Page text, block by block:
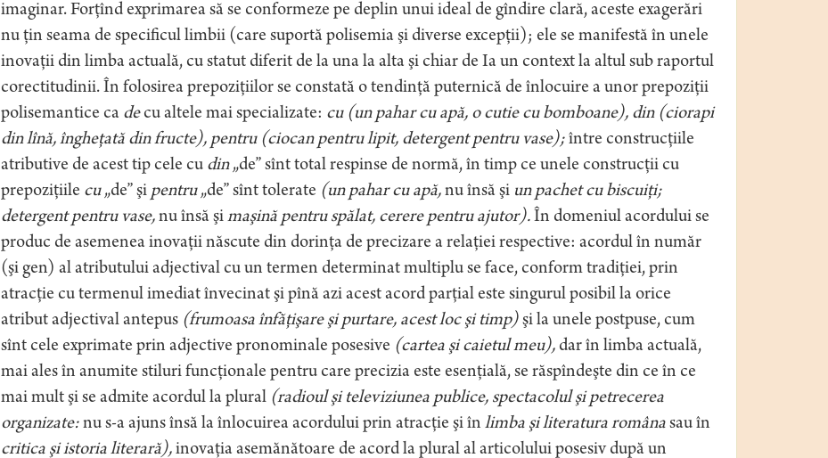
imaginar. Forţînd exprimarea să se conformeze pe deplin unui ideal de gîndire clară, aceste exagerări
nu ţin seama de specificul limbii (care suportă polisemia şi diverse excepţii); ele se manifestă în unele
inovaţii din limba actuală, cu statut diferit de la una la alta şi chiar de Ia un context la altul sub raportul
corectitudinii. În folosirea prepoziţiilor se constată o tendinţă puternică de înlocuire a unor prepoziţii
polisemantice ca decu altele mai specializate: cu (un pahar cu apă, o cutie cu bomboane), din (ciorapi
din lînă, îngheţată din fructe), pentru (ciocan pentru lipit, detergent pentru vase);între construcţiile
atributive de acest tip cele cu din„de” sînt total respinse de normă, în timp ce unele construcţii cu
prepoziţiile cu„de” şi pentru„de” sînt tolerate (un pahar cu apă,nu însă şi un pachet cu biscuiţi;
detergent pentru vase,nu însă şimaşină pentru spălat, cerere pentru ajutor).În domeniul acordului se
produc de asemenea inovaţii născute din dorinţa de precizare a relaţiei respective: acordul în număr
(şi gen) al atributului adjectival cu un termen determinat multiplu se face, conform tradiţiei, prin
atracţie cu termenul imediat învecinat şi pînă azi acest acord parţial este singurul posibil la orice
atribut adjectival antepus (frumoasa înfăţişare şi purtare, acest loc şi timp)şi la unele postpuse, cum
sînt cele exprimate prin adjective pronominale posesive (cartea şi caietul meu),dar în limba actuală,
mai ales în anumite stiluri funcţionale pentru care precizia este esenţială, se răspîndeşte din ce în ce
mai mult şi se admite acordul la plural (radioul şi televiziunea publice, spectacolul şi petrecerea
organizate:nu s-a ajuns însă la înlocuirea acordului prin atracţie şi în limba şi literatura românasau în
critica şi istoria literară),inovaţia asemănătoare de acord la plural al articolului posesiv după un